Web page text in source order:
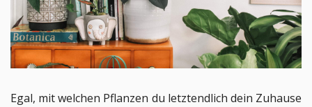
Egal, mit welchen Pflanzen du letztendlich dein Zuhause